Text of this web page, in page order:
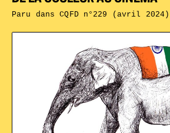
Paru dansCQFD n°229 (avril 2024)